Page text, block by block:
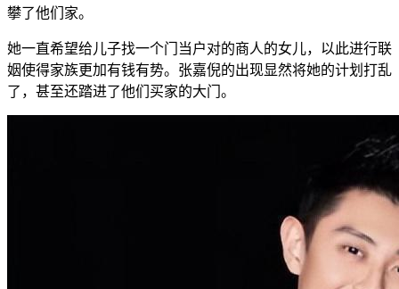
攀了他们家。
她一直希望给儿子找一个门当户对的商人的女儿，以此进行联
姻使得家族更加有钱有势。张嘉倪的出现显然将她的计划打乱
了，甚至还踏进了他们买家的大门。